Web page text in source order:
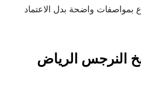
بمواصفات واضحة بدل الاعتماد
النرجس الرياض